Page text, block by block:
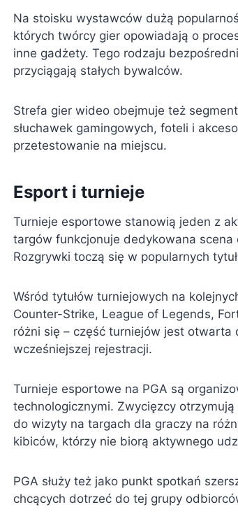
Na stoisku wystawców dużą
których twórcy gier opowiadają o
inne gadżety. Tego rodzaju
przyciągają stałych bywalców.
Strefa gier wideo obejmuje też
słuchawek gamingowych, foteli i
przetestowanie na miejscu.
Esport i turnieje
Turnieje esportowe stanowią jeden z
targów funkcjonuje dedykowana
Rozgrywki toczą się w popularnych
Wśród tytułów turniejowych na
Counter-Strike, League of Legends,
różni się – część turniejów jest
wcześniejszej rejestracji.
Turnieje esportowe na PGA są
technologicznymi. Zwycięzcy
do wizyty na targach dla graczy na
kibiców, którzy nie biorą aktywnego
PGA służy też jako punkt spotkań
chcących dotrzeć do tej grupy